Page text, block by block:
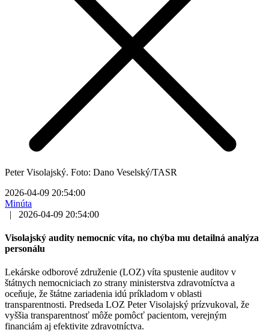
Peter Visolajský. Foto: Dano Veselský/TASR
2026-04-09 20:54:00
Minúta
|
2026-04-09 20:54:00
Visolajský audity nemocníc víta, no chýba mu detailná analýza
personálu
Lekárske odborové združenie (LOZ) víta spustenie auditov v
štátnych nemocniciach zo strany ministerstva zdravotníctva a
oceňuje, že štátne zariadenia idú príkladom v oblasti
transparentnosti. Predseda LOZ Peter Visolajský prízvukoval, že
vyššia transparentnosť môže pomôcť pacientom, verejným
financiám aj efektivite zdravotníctva.